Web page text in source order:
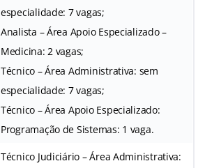
especialidade: 7 vagas;
Analista – Área Apoio Especializado –
Medicina: 2 vagas;
Técnico – Área Administrativa: sem
especialidade: 7 vagas;
Técnico – Área Apoio Especializado:
Programação de Sistemas: 1 vaga.
Técnico Judiciário – Área Administrativa: